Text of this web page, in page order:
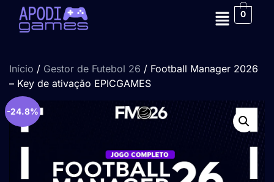
0
Início / Gestor de Futebol 26 / Football Manager 2026
– Key de ativação EPICGAMES
-24.8%